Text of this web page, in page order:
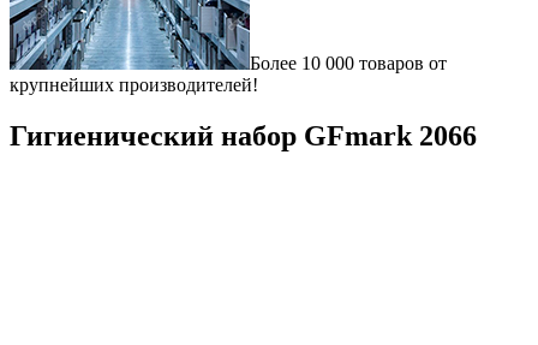
Более 10 000 товаров от
крупнейших производителей!
Гигиенический набор GFmark 2066